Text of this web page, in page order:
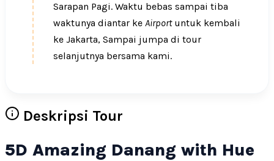
Sarapan Pagi. Waktu bebas sampai tiba
waktunya diantar ke Airportuntuk kembali
ke Jakarta, Sampai jumpa di tour
selanjutnya bersama kami.
Deskripsi Tour
5D Amazing Danang with Hue